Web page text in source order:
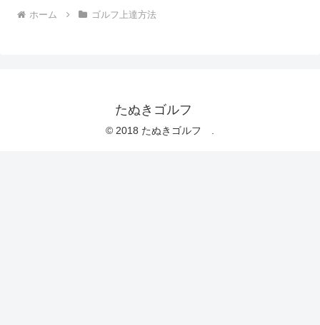
ホーム ゴルフ上達方法
たぬきゴルフ
© 2018 たぬきゴルフ .